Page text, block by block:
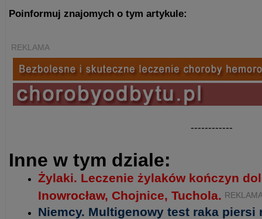
Poinformuj znajomych o tym artykule:
REKLAMA
------------
Inne w tym dziale:
Żylaki. Leczenie żylaków kończyn
Inowrocław, Chojnice, Tuchola.
Niemcy. Multigenowy test raka piersi